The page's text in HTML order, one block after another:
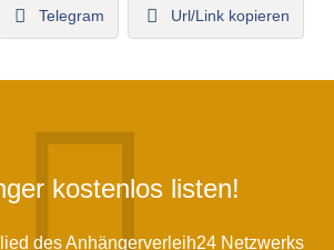
Telegram Url/Link kopieren
kostenlos listen!
des Anhängerverleih24 Netzwerks